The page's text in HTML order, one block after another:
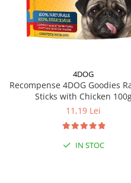
4DOG
Recompense 4DOG Goodies
Sticks with Chicken
11,19 Lei
IN STOC